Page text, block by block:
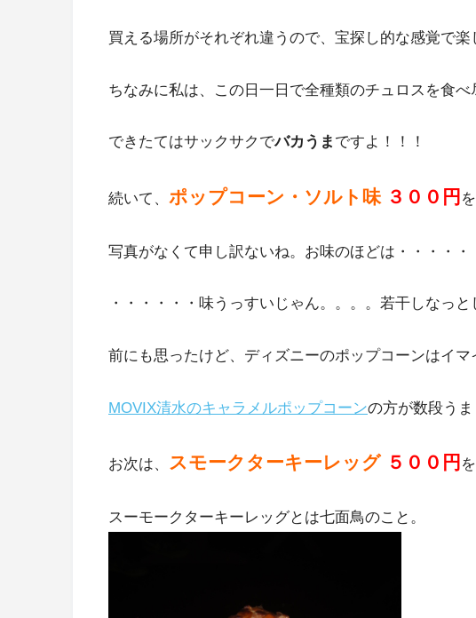
買える場所がそれぞれ違うので、宝探し的な感覚で楽
ちなみに私は、この日一日で全種類のチュロスを食べ
できたてはサックサクでバカうま ですよ！！！
続いて、 ポップコーン・ソルト味 ３００円
写真がなくて申し訳ないね。お味のほどは・・・・・
・・・・・・味うっすいじゃん。。。。若干しなっと
前にも思ったけど、ディズニーのポップコーンはイマ
MOVIX清水のキャラメルポップコーンの方が数段うま
お次は、 スモークターキーレッグ ５００円
スーモークターキーレッグとは七面鳥のこと。